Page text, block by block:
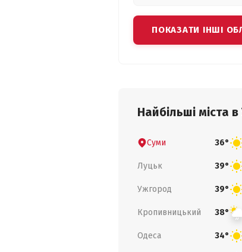
ПОКАЗАТИ ІНШІ
Найбільші міста в
Суми 36°
Луцьк 39°
Ужгород 39°
Кропивницький 38°
Одеса 34°